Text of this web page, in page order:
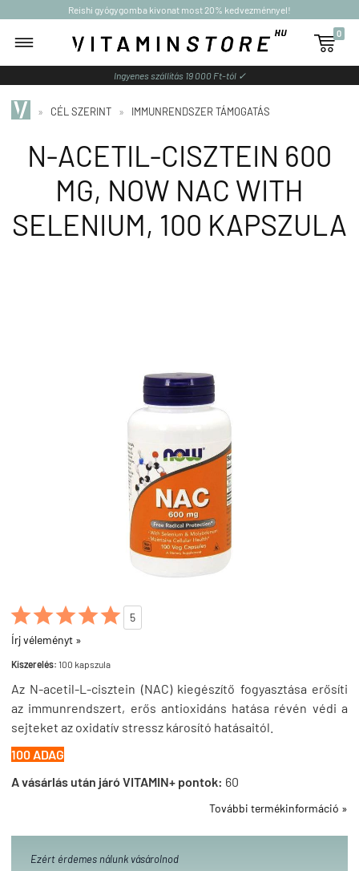
Reishi gyógygomba kivonat most 20% kedvezménnyel!

0
Ingyenes szállítás 19 000 Ft-tól ✓
» CÉL SZERINT » IMMUNRENDSZER TÁMOGATÁS
N-ACETIL-CISZTEIN 600
MG, NOW NAC WITH
SELENIUM, 100 KAPSZULA

5
Írj véleményt »
Kiszerelés: 100 kapszula
Az N-acetil-L-cisztein (NAC) kiegészítő fogyasztása erősíti
az immunrendszert, erős antioxidáns hatása révén védi a
sejteket az oxidatív stressz károsító hatásaitól.
100 ADAG
A vásárlás után járó VITAMIN+ pontok: 60
További termékinformáció »
Ezért érdemes nálunk vásárolnod